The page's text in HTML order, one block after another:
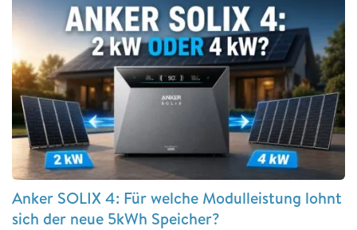
Anker SOLIX 4: Für welche Modulleistung lohnt
sich der neue 5kWh Speicher?